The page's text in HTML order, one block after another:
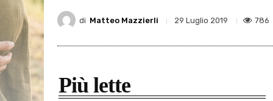
di Matteo Mazzierli 29 Luglio 2019 786
Più lette